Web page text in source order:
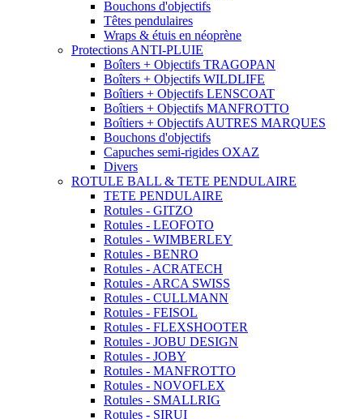
Bouchons d'objectifs
Têtes pendulaires
Wraps & étuis en néoprène
Protections ANTI-PLUIE
Boîters + Objectifs TRAGOPAN
Boîters + Objectifs WILDLIFE
Boîtiers + Objectifs LENSCOAT
Boîtiers + Objectifs MANFROTTO
Boîtiers + Objectifs AUTRES MARQUES
Bouchons d'objectifs
Capuches semi-rigides OXAZ
Divers
ROTULE BALL & TETE PENDULAIRE
TETE PENDULAIRE
Rotules - GITZO
Rotules - LEOFOTO
Rotules - WIMBERLEY
Rotules - BENRO
Rotules - ACRATECH
Rotules - ARCA SWISS
Rotules - CULLMANN
Rotules - FEISOL
Rotules - FLEXSHOOTER
Rotules - JOBU DESIGN
Rotules - JOBY
Rotules - MANFROTTO
Rotules - NOVOFLEX
Rotules - SMALLRIG
Rotules - SIRUI